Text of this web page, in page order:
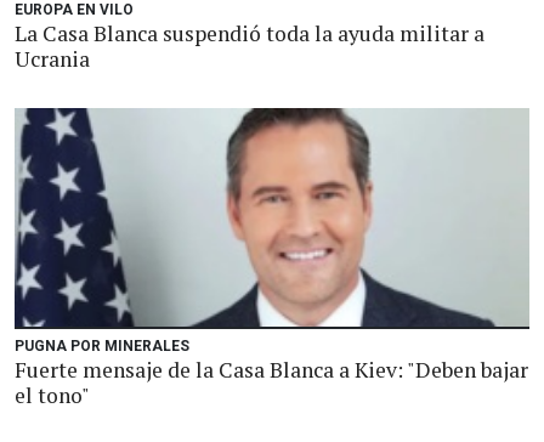
EUROPA EN VILO
La Casa Blanca suspendió toda la ayuda militar a
Ucrania
PUGNA POR MINERALES
Fuerte mensaje de la Casa Blanca a Kiev: "Deben bajar
el tono"